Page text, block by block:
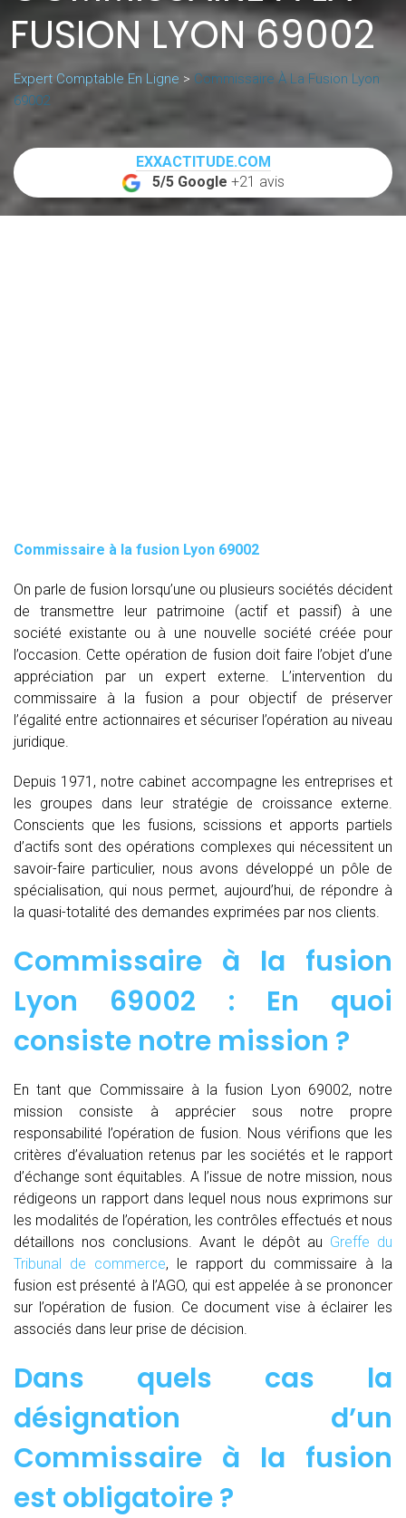
FUSION LYON 69002
Expert Comptable En Ligne > Commissaire À La Fusion Lyon
69002
EXXACTITUDE.COM
5/5 Google +21 avis
Commissaire à la fusion Lyon 69002
On parle de fusion lorsqu’une ou plusieurs sociétés décident
de transmettre leur patrimoine (actif et passif) à une
société existante ou à une nouvelle société créée pour
l’occasion. Cette opération de fusion doit faire l’objet d’une
appréciation par un expert externe. L’intervention du
commissaire à la fusion
a pour objectif de préserver
l’égalité entre actionnaires et sécuriser l’opération au niveau
juridique.
Depuis 1971, notre cabinet accompagne les entreprises et
les groupes dans leur stratégie de croissance externe.
Conscients que les fusions, scissions et apports partiels
d’actifs sont des opérations complexes qui nécessitent un
savoir-faire particulier, nous avons développé un pôle de
spécialisation, qui nous permet, aujourd’hui, de répondre à
la quasi-totalité des demandes exprimées par nos clients.
Commissaire à la fusion
Lyon 69002 : En quoi
consiste notre mission ?
En tant que Commissaire à la fusion Lyon 69002, notre
mission consiste à apprécier sous notre propre
responsabilité l’opération de fusion. Nous vérifions que les
critères d’évaluation retenus par les sociétés et le rapport
d’échange sont équitables. A l’issue de notre mission, nous
rédigeons un rapport dans lequel nous nous exprimons sur
les modalités de l’opération, les contrôles effectués et nous
détaillons nos conclusions. Avant le dépôt au Greffe du
Tribunal de commerce, le rapport du commissaire à la
fusion est présenté à l’AGO, qui est appelée à se prononcer
sur l’opération de fusion. Ce document vise à éclairer les
associés dans leur prise de décision.
Dans quels cas la
désignation d’un
Commissaire à la fusion
est obligatoire ?